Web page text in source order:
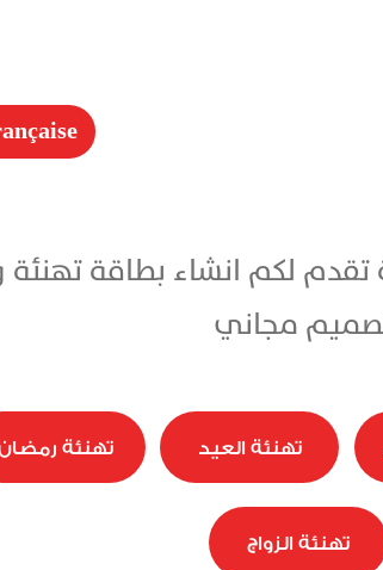
2026 باسمك .. شركة تقنية تقدم لكم انشاء بطاقة
تهنئة العيد تهنئة
تهنئة الزواج